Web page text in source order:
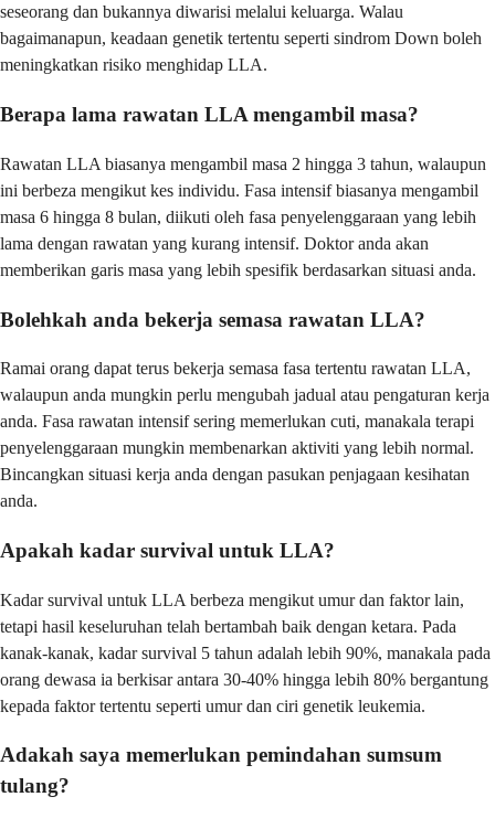
seseorang dan bukannya diwarisi melalui keluarga. Walau
bagaimanapun, keadaan genetik tertentu seperti sindrom Down boleh
meningkatkan risiko menghidap LLA.
Berapa lama rawatan LLA mengambil masa?
Rawatan LLA biasanya mengambil masa 2 hingga 3 tahun, walaupun
ini berbeza mengikut kes individu. Fasa intensif biasanya mengambil
masa 6 hingga 8 bulan, diikuti oleh fasa penyelenggaraan yang lebih
lama dengan rawatan yang kurang intensif. Doktor anda akan
memberikan garis masa yang lebih spesifik berdasarkan situasi anda.
Bolehkah anda bekerja semasa rawatan LLA?
Ramai orang dapat terus bekerja semasa fasa tertentu rawatan LLA,
walaupun anda mungkin perlu mengubah jadual atau pengaturan kerja
anda. Fasa rawatan intensif sering memerlukan cuti, manakala terapi
penyelenggaraan mungkin membenarkan aktiviti yang lebih normal.
Bincangkan situasi kerja anda dengan pasukan penjagaan kesihatan
anda.
Apakah kadar survival untuk LLA?
Kadar survival untuk LLA berbeza mengikut umur dan faktor lain,
tetapi hasil keseluruhan telah bertambah baik dengan ketara. Pada
kanak-kanak, kadar survival 5 tahun adalah lebih 90%, manakala pada
orang dewasa ia berkisar antara 30-40% hingga lebih 80% bergantung
kepada faktor tertentu seperti umur dan ciri genetik leukemia.
Adakah saya memerlukan pemindahan sumsum
tulang?